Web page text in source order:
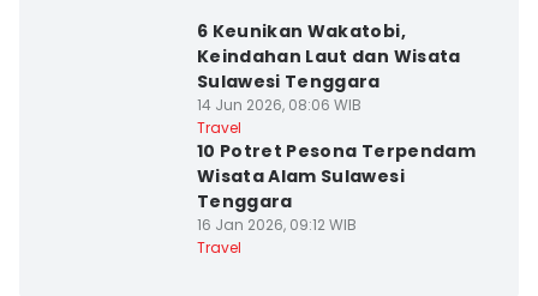
6 Keunikan Wakatobi,
Keindahan Laut dan Wisata
Sulawesi Tenggara
14 Jun 2026, 08:06 WIB
Travel
10 Potret Pesona Terpendam
Wisata Alam Sulawesi
Tenggara
16 Jan 2026, 09:12 WIB
Travel